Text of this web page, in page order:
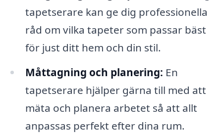
tapetserare kan ge dig professionella
råd om vilka tapeter som passar bäst
för just ditt hem och din stil.
Måttagning och planering: En
tapetserare hjälper gärna till med att
mäta och planera arbetet så att allt
anpassas perfekt efter dina rum.